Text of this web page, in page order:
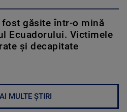
fost găsite într-o mină
Ecuadorului. Victimele
și decapitate
MULTE ȘTIRI